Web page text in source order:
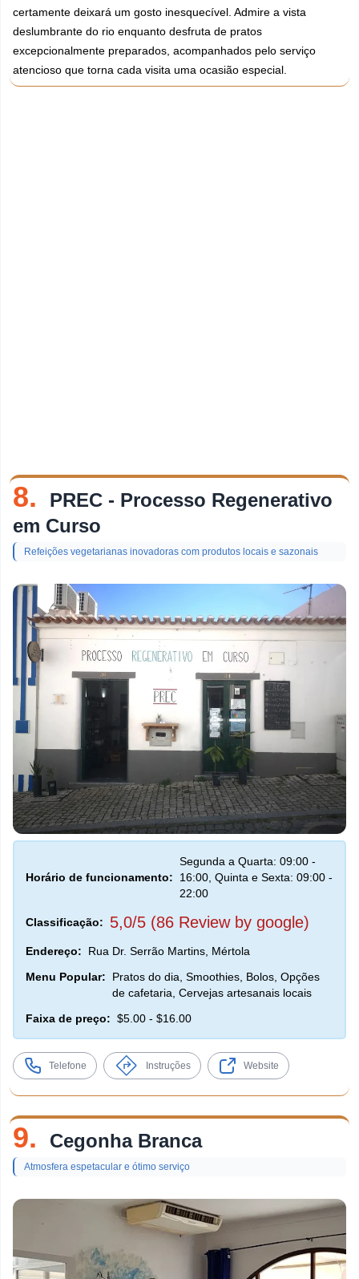
certamente deixará um gosto inesquecível. Admire a vista
deslumbrante do rio enquanto desfruta de pratos
excepcionalmente preparados, acompanhados pelo serviço
atencioso que torna cada visita uma ocasião especial.
8.
PREC - Processo Regenerativo
em Curso
Refeições vegetarianas inovadoras com produtos locais e sazonais
Horário de funcionamento:
Segunda a Quarta: 09:00 -
16:00, Quinta e Sexta: 09:00 -
22:00
Classificação: 5,0/5 (86 Review by google)
Endereço:
Rua Dr. Serrão Martins, Mértola
Menu Popular:
Pratos do dia, Smoothies, Bolos, Opções
de cafetaria, Cervejas artesanais locais
Faixa de preço: $5.00 - $16.00
Telefone Instruções Website
9. Cegonha Branca
Atmosfera espetacular e ótimo serviço